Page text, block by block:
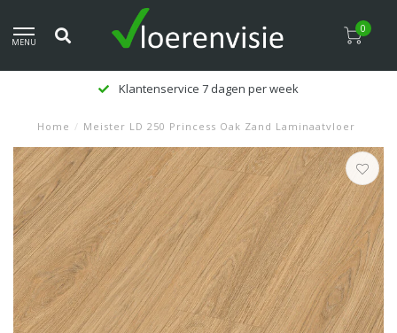
MENU
0
Klantenservice 7 dagen per week
Home / Meister LD 250 Princess Oak Zand Laminaatvloer